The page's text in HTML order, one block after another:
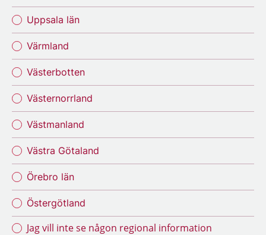
Uppsala län
Värmland
Västerbotten
Västernorrland
Västmanland
Västra Götaland
Örebro län
Östergötland
Jag vill inte se någon regional information